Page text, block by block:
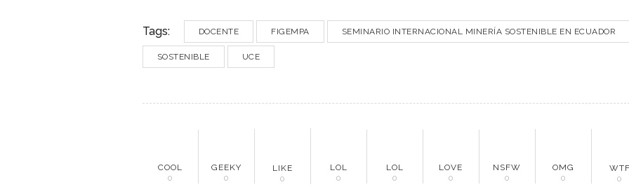
Tags: DOCENTE FIGEMPA SEMINARIO INTERNACIONAL MINERÍA SOSTENIBLE EN ECUADOR
SOSTENIBLE UCE
COOL
0
GEEKY
0
LIKE
0
LOL
0
LOL
0
LOVE
0
NSFW
0
OMG
0
0
MENÚ PRINCIPAL PUBLICIDAD